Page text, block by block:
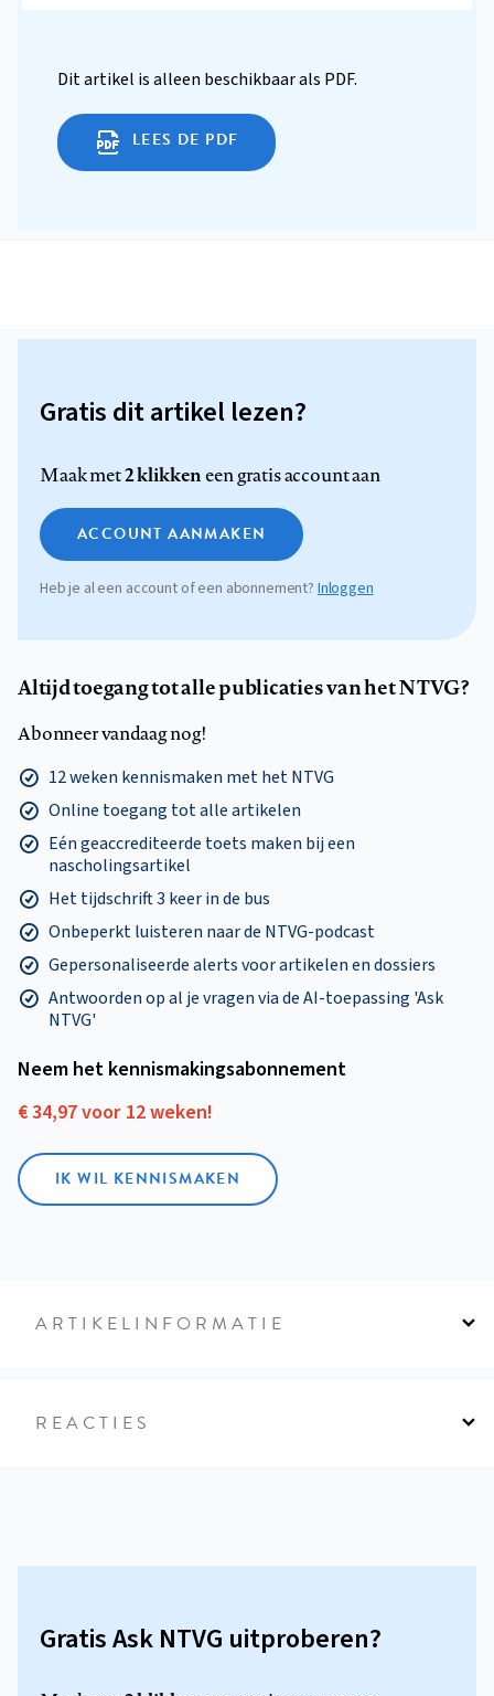
Dit artikel is alleen beschikbaar als PDF.
LEES DE PDF
Gratis dit artikel lezen?
Maak met2 klikkeneen gratis account aan
ACCOUNT AANMAKEN
Heb je al een account of een abonnement? Inloggen
Altijd toegang tot alle publicaties van het NTVG?
Abonneer vandaag nog!
12 weken kennismaken met het NTVG
Online toegang tot alle artikelen
Eén geaccrediteerde toets maken bij een
nascholingsartikel
Het tijdschrift 3 keer in de bus
Onbeperkt luisteren naar de NTVG-podcast
Gepersonaliseerde alerts voor artikelen en dossiers
Antwoorden op al je vragen via de AI-toepassing 'Ask
NTVG'
Neem het kennismakings­abonnement
€ 34,97 voor 12 weken!
IK WIL KENNISMAKEN
ARTIKELINFORMATIE
REACTIES
Gratis Ask NTVG uitproberen?